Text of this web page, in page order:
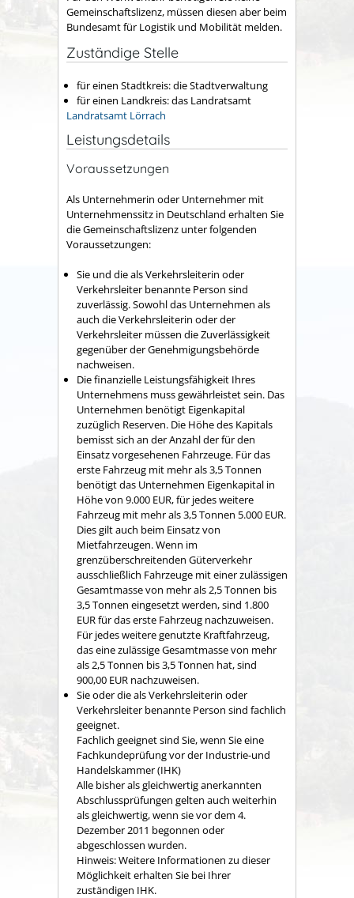
Gemeinschaftslizenz, müssen diesen aber beim
Bundesamt für Logistik und Mobilität melden.
Zuständige Stelle
für einen Stadtkreis: die Stadtverwaltung
für einen Landkreis: das Landratsamt
Landratsamt Lörrach
Leistungsdetails
Voraussetzungen
Als Unternehmerin oder Unternehmer mit
Unternehmenssitz in Deutschland erhalten Sie
die Gemeinschaftslizenz unter folgenden
Voraussetzungen:
Sie und die als Verkehrsleiterin oder
Verkehrsleiter benannte Person sind
zuverlässig. Sowohl das Unternehmen als
auch die Verkehrsleiterin oder der
Verkehrsleiter müssen die Zuverlässigkeit
gegenüber der Genehmigungsbehörde
nachweisen.
Die finanzielle Leistungsfähigkeit Ihres
Unternehmens muss gewährleistet sein. Das
Unternehmen benötigt Eigenkapital
zuzüglich Reserven. Die Höhe des Kapitals
bemisst sich an der Anzahl der für den
Einsatz vorgesehenen Fahrzeuge. Für das
erste Fahrzeug mit mehr als 3,5 Tonnen
benötigt das Unternehmen Eigenkapital in
Höhe von 9.000 EUR, für jedes weitere
Fahrzeug mit mehr als 3,5 Tonnen 5.000 EUR.
Dies gilt auch beim Einsatz von
Mietfahrzeugen. Wenn im
grenzüberschreitenden Güterverkehr
ausschließlich Fahrzeuge mit einer zulässigen
Gesamtmasse von mehr als 2,5 Tonnen bis
3,5 Tonnen eingesetzt werden, sind 1.800
EUR für das erste Fahrzeug nachzuweisen.
Für jedes weitere genutzte Kraftfahrzeug,
das eine zulässige Gesamtmasse von mehr
als 2,5 Tonnen bis 3,5 Tonnen hat, sind
900,00 EUR nachzuweisen.
Sie oder die als Verkehrsleiterin oder
Verkehrsleiter benannte Person sind fachlich
geeignet.
Fachlich geeignet sind Sie, wenn Sie eine
Fachkundeprüfung vor der Industrie-und
Handelskammer (IHK)
Alle bisher als gleichwertig anerkannten
Abschlussprüfungen gelten auch weiterhin
als gleichwertig, wenn sie vor dem 4.
Dezember 2011 begonnen oder
abgeschlossen wurden.
Hinweis: Weitere Informationen zu dieser
Möglichkeit erhalten Sie bei Ihrer
zuständigen IHK.